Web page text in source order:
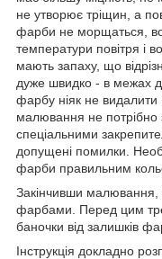
не утворює тріщин, а
фарби не морщаться,
температури повітря і
мають запаху, що
дуже швидко - в межах
фарбу ніяк не видалити
малювання не потрібно
спеціальними
допущені помилки.
фарби правильним
Закінчивши малювання,
фарбами. Перед цим
баночки від залишків
Інструкція докладно